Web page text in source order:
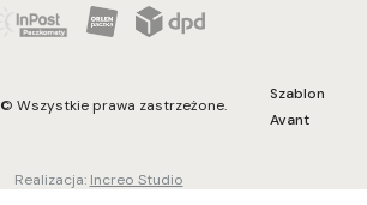
© Wszystkie prawa zastrzeżone.
Szablon
Avant
Realizacja: Increo Studio